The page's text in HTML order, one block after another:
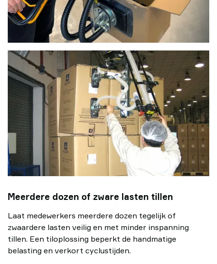
Meerdere dozen of zware lasten tillen
Laat medewerkers meerdere dozen tegelijk of
zwaardere lasten veilig en met minder inspanning
tillen. Een tiloplossing beperkt de handmatige
belasting en verkort cyclustijden.